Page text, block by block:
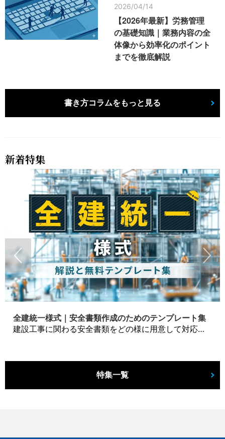
2026/04/14
【2026年最新】労務管理
の基礎知識｜業務内容の全
体像から効率化のポイント
までを徹底解説
書き方コラムをもっと見る
新着特集
全建統一様式｜安全書類作成のためのテンプレート集
建設工事に関わる安全書類をどの様に用意して対応するか？関連書式テンプレートから書き方の注意点などの役立つコラムをbizoceanがお届けします。
特集一覧